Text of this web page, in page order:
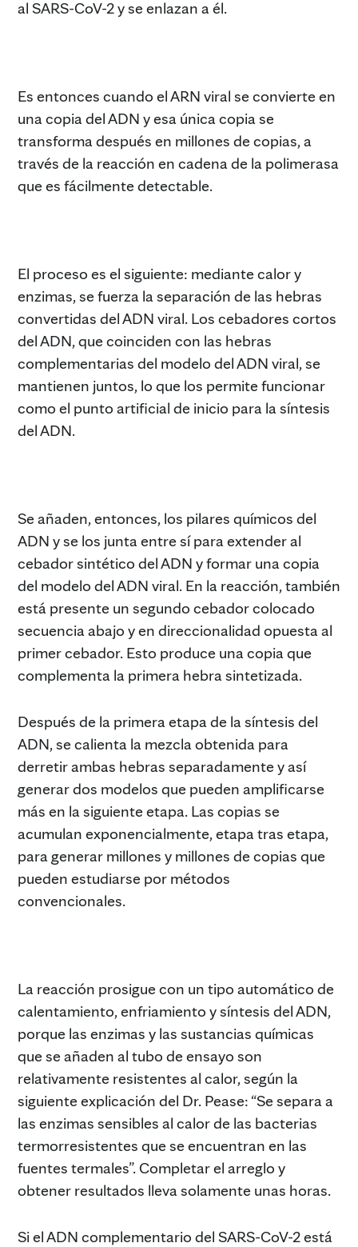
al SARS-CoV-2 y se enlazan a él.
Es entonces cuando el ARN viral se convierte en
una copia del ADN y esa única copia se
transforma después en millones de copias, a
través de la reacción en cadena de la polimerasa
que es fácilmente detectable.
El proceso es el siguiente: mediante calor y
enzimas, se fuerza la separación de las hebras
convertidas del ADN viral. Los cebadores cortos
del ADN, que coinciden con las hebras
complementarias del modelo del ADN viral, se
mantienen juntos, lo que los permite funcionar
como el punto artificial de inicio para la síntesis
del ADN.
Se añaden, entonces, los pilares químicos del
ADN y se los junta entre sí para extender al
cebador sintético del ADN y formar una copia
del modelo del ADN viral. En la reacción, también
está presente un segundo cebador colocado
secuencia abajo y en direccionalidad opuesta al
primer cebador. Esto produce una copia que
complementa la primera hebra sintetizada.
Después de la primera etapa de la síntesis del
ADN, se calienta la mezcla obtenida para
derretir ambas hebras separadamente y así
generar dos modelos que pueden amplificarse
más en la siguiente etapa. Las copias se
acumulan exponencialmente, etapa tras etapa,
para generar millones y millones de copias que
pueden estudiarse por métodos
convencionales.
La reacción prosigue con un tipo automático de
calentamiento, enfriamiento y síntesis del ADN,
porque las enzimas y las sustancias químicas
que se añaden al tubo de ensayo son
relativamente resistentes al calor, según la
siguiente explicación del Dr. Pease: “Se separa a
las enzimas sensibles al calor de las bacterias
termorresistentes que se encuentran en las
fuentes termales”. Completar el arreglo y
obtener resultados lleva solamente unas horas.
Si el ADN complementario del SARS-CoV-2 está